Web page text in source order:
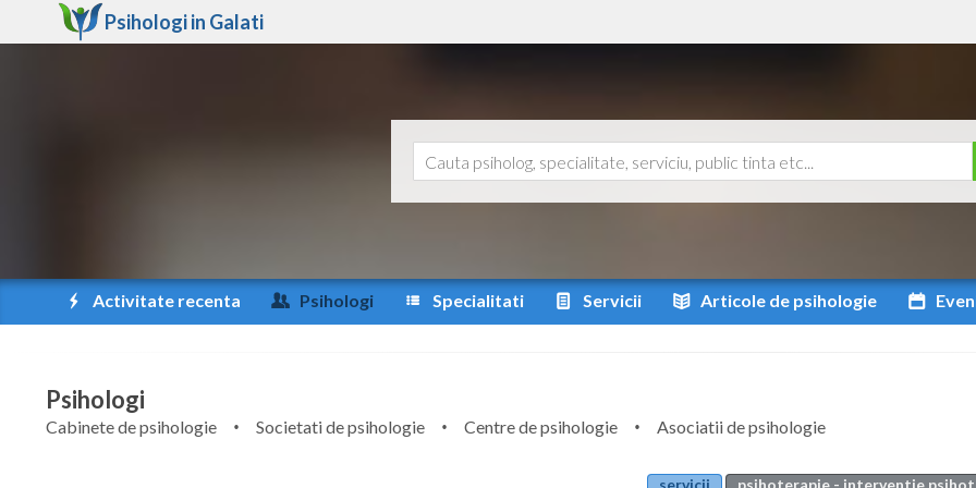
Psihologi in Galati
Activitate recenta Psihologi Specialitati Servicii Articole de psihologie
Psihologi
Cabinete de psihologie Societati de psihologie Centre de psihologie
Asociatii de psihologie
servicii
psihoterapie - interventie